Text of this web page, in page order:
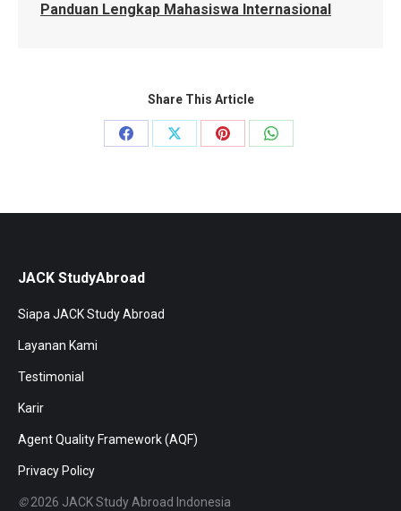
Panduan Lengkap Mahasiswa Internasional
Share This Article
Share
Share
Share
Share
JACK StudyAbroad
Siapa JACK Study Abroad
Layanan Kami
Testimonial
Karir
Agent Quality Framework (AQF)
Privacy Policy
©2026 JACK Study Abroad Indonesia